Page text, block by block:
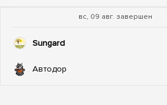
вс, 09 авг. завершен
Sungard
Автодор